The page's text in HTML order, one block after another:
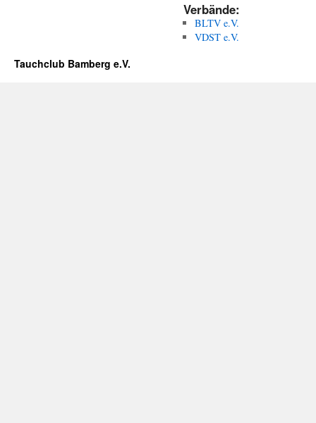
Verbände:
BLTV e.V.
VDST e.V.
Tauchclub Bamberg e.V.